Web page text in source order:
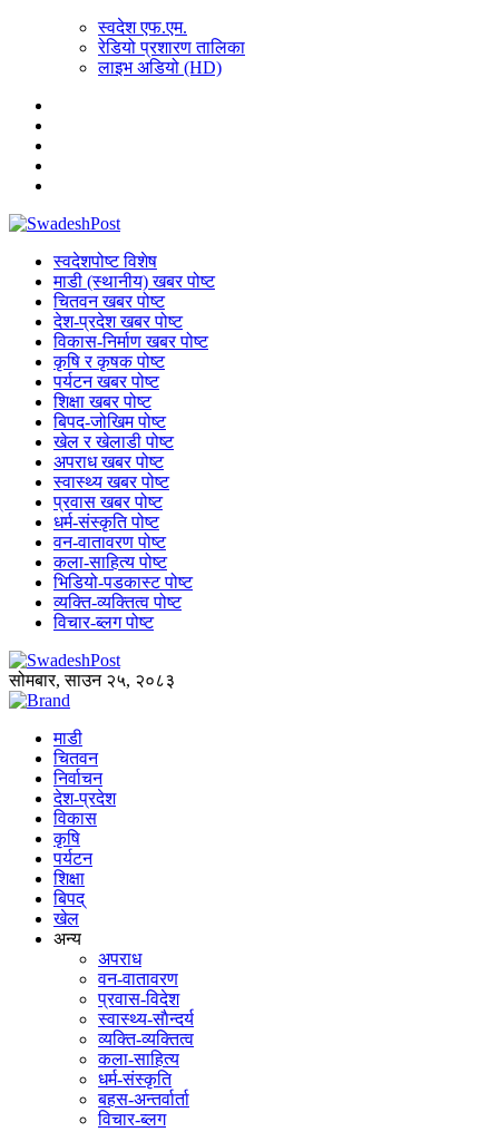
स्वदेश एफ.एम.
रेडियो प्रशारण तालिका
लाइभ अडियो (HD)
स्वदेशपोष्ट विशेष
माडी (स्थानीय) खबर पोष्ट
चितवन खबर पोष्ट
देश-प्रदेश खबर पोष्ट
विकास-निर्माण खबर पोष्ट
कृषि र कृषक पोष्ट
पर्यटन खबर पोष्ट
शिक्षा खबर पोष्ट
बिपद-जोखिम पोष्ट
खेल र खेलाडी पोष्ट
अपराध खबर पोष्ट
स्वास्थ्य खबर पोष्ट
प्रवास खबर पोष्ट
धर्म-संस्कृति पोष्ट
वन-वातावरण पोष्ट
कला-साहित्य पोष्ट
भिडियो-पडकास्ट पोष्ट
व्यक्ति-व्यक्तित्व पोष्ट
विचार-ब्लग पोष्ट
सोमबार, साउन २५, २०८३
माडी
चितवन
निर्वाचन
देश-प्रदेश
विकास
कृषि
पर्यटन
शिक्षा
बिपद्
खेल
अन्य
अपराध
वन-वातावरण
प्रवास-विदेश
स्वास्थ्य-साैन्दर्य
व्यक्ति-व्यक्तित्व
कला-साहित्य
धर्म-संस्कृति
बहस-अन्तर्वार्ता
विचार-ब्लग